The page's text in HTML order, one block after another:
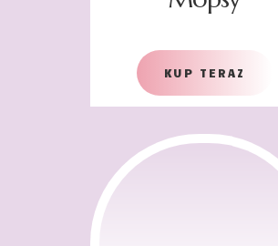
KUP TERAZ